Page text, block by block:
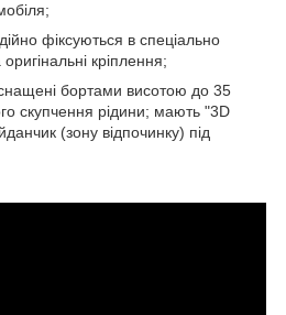
фіксуються в спеціально
кріплення;
бортами висотою до 35
скупчення рідини; мають "3D
(зону відпочинку) під